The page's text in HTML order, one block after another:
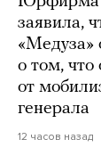
заявила,
о том, что
от
генерала
12 часов назад